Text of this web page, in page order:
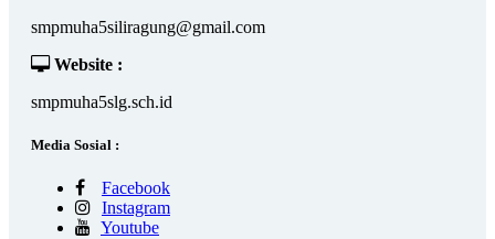
smpmuha5siliragung@gmail.com
Website :
smpmuha5slg.sch.id
Media Sosial :
Facebook
Instagram
Youtube